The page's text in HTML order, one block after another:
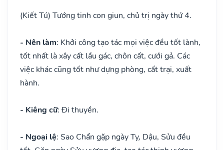
(Kiết Tú) Tướng tinh con giun, chủ trị ngày thứ 4.
- Nên làm: Khởi công tạo tác mọi việc đều tốt lành,
tốt nhất là xây cất lầu gác, chôn cất, cưới gả. Các
việc khác cũng tốt như dựng phòng, cất trại, xuất
hành.
- Kiêng cữ: Đi thuyền.
- Ngoại lệ: Sao Chẩn gặp ngày Tỵ, Dậu, Sửu đều